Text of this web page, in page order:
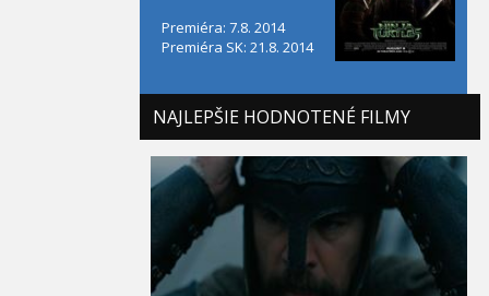
Premiéra: 7.8. 2014
Premiéra SK: 21.8. 2014
NAJLEPŠIE HODNOTENÉ FILMY